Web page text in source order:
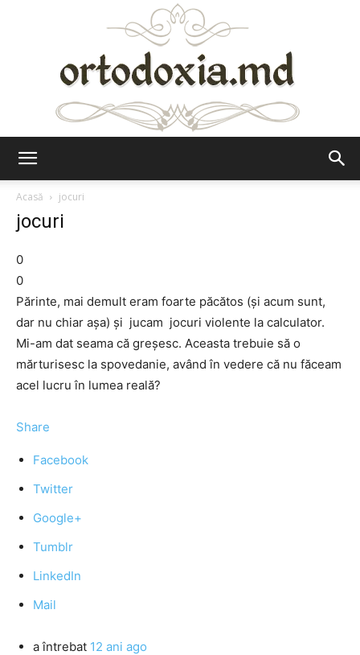
Acasă
jocuri
jocuri
0
0
Părinte, mai demult eram foarte păcătos (și acum sunt,
dar nu chiar așa) și jucam jocuri violente la calculator.
Mi-am dat seama că greșesc. Aceasta trebuie să o
mărturisesc la spovedanie, având în vedere că nu făceam
acel lucru în lumea reală?
Share
Facebook
Twitter
Google+
Tumblr
LinkedIn
Mail
a întrebat 12 ani ago